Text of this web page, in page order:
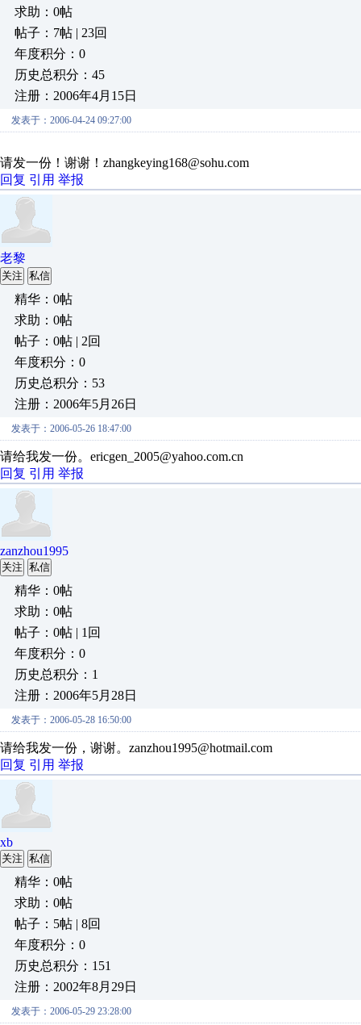
求助：0帖
帖子：7帖 | 23回
年度积分：0
历史总积分：45
注册：2006年4月15日
发表于：2006-04-24 09:27:00
请发一份！谢谢！zhangkeying168@sohu.com
回复 引用 举报
老黎
关注 私信
精华：0帖
求助：0帖
帖子：0帖 | 2回
年度积分：0
历史总积分：53
注册：2006年5月26日
发表于：2006-05-26 18:47:00
请给我发一份。ericgen_2005@yahoo.com.cn
回复 引用 举报
zanzhou1995
关注 私信
精华：0帖
求助：0帖
帖子：0帖 | 1回
年度积分：0
历史总积分：1
注册：2006年5月28日
发表于：2006-05-28 16:50:00
请给我发一份，谢谢。zanzhou1995@hotmail.com
回复 引用 举报
xb
关注 私信
精华：0帖
求助：0帖
帖子：5帖 | 8回
年度积分：0
历史总积分：151
注册：2002年8月29日
发表于：2006-05-29 23:28:00